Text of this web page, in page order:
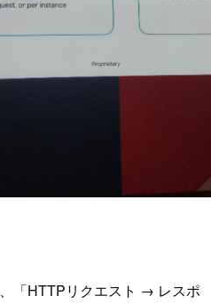
「HTTPリクエスト → レスポ